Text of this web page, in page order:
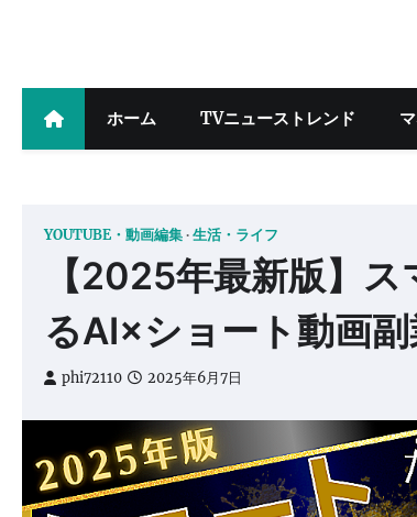
ホーム TVニューストレンド
YOUTUBE・動画編集 生活・ライフ
【2025年最新版】
るAI×ショート動画
phi72110 2025年6月7日